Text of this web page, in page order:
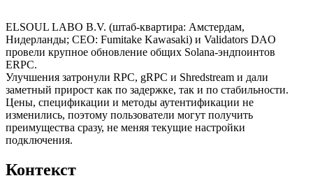
ELSOUL LABO B.V. (штаб-квартира: Амстердам,
Нидерланды; CEO: Fumitake Kawasaki) и Validators DAO
провели крупное обновление общих Solana-эндпоинтов
ERPC.
Улучшения затронули RPC, gRPC и Shredstream и дали
заметный прирост как по задержке, так и по стабильности.
Цены, спецификации и методы аутентификации не
изменились, поэтому пользователи могут получить
преимущества сразу, не меняя текущие настройки
подключения.
Контекст